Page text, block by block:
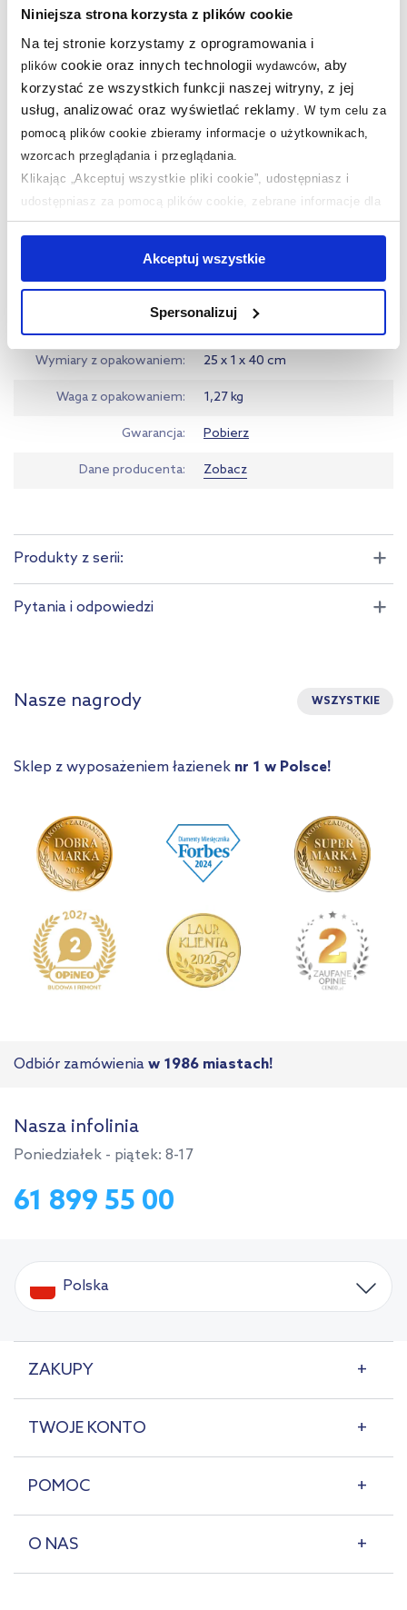
Niniejsza strona korzysta z plików cookie
Na tej stronie korzystamy z oprogramowania i
plikówcookie oraz innych technologii wydawców, aby
korzystać ze wszystkich funkcji naszej witryny, z jej
usług, analizować oraz wyświetlać reklamy
W tym celu za
pomocą plików cookie zbieramy informacje o użytkownikach,
wzorcach przeglądania i przeglądania.
Klikając „Akceptuj wszystkie pliki cookie”, udostępniasz i
udostępniasz za pomocą plików cookie, zebrane informacje dla
użytkowników zewnętrznych, a także nasi partnerzy reklamowi.
jednak, że zablokowane niektóre pliki cookie mogą mieć wpływ
na sposób dostarczania treści niedostosowanych do potrzeb
Aby uzyskać więcej informacji na temat plików plików cookie,
informacji na temat plików cookie i tego, dlaczego ich przepisy,
przejdź do zakładek „Informacje o plikach cookie”.
Akceptuj wszystkie
Spersonalizuj
Materiał glazura
Mrozoodporność nie
(nie dotyczy)
Antypoślizgowość (nie dotyczy)
Dłuższy bok
Krótszy bok 25 cm
Kod EAN 5900144061798
Wymiary z opakowaniem 25 x 1 x 40 cm
Waga z opakowaniem 1,27 kg
Gwarancja Pobierz
Dane producenta Zobacz
Produkty z serii:
Pytania i odpowiedzi
Nasze nagrody WSZYSTKIE
Sklep z wyposażeniem łazienek nr 1 w Polsce!
Odbiór zamówienia w 1986 miastach!
Nasza infolinia
Poniedziałek - piątek: 8-17
61 899 55 00
Polska
ZAKUPY
TWOJE KONTO
POMOC
O NAS